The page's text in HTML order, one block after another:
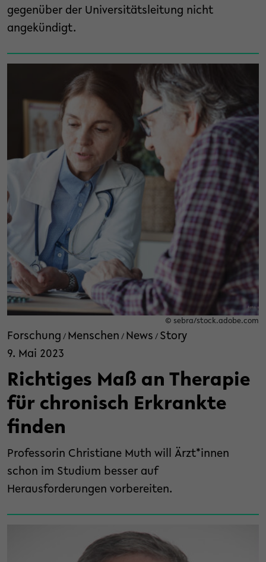
gegenüber der Universitätsleitung nicht
angekündigt.
© sebra/stock.adobe.com
Forschung / Menschen / News / Story
9. Mai 2023
Richtiges Maß an Therapie
für chronisch Erkrankte
finden
Professorin Christiane Muth will Ärzt*innen
schon im Studium besser auf
Herausforderungen vorbereiten.